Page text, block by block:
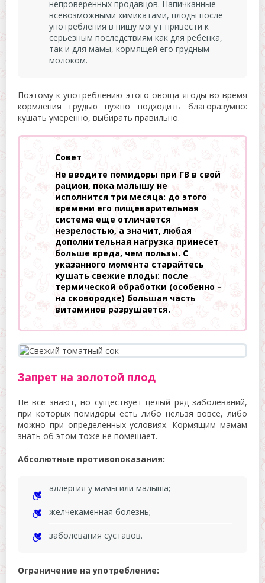
непроверенных продавцов. Напичканные
всевозможными химикатами, плоды после
употребления в пищу могут привести к
серьезным последствиям как для ребенка,
так и для мамы, кормящей его грудным
молоком.
Поэтому к употреблению этого овоща-ягоды во время
кормления грудью нужно подходить благоразумно:
кушать умеренно, выбирать правильно.
Совет
Не вводите помидоры при ГВ в свой
рацион, пока малышу не
исполнится три месяца: до этого
времени его пищеварительная
система еще отличается
незрелостью, а значит, любая
дополнительная нагрузка принесет
больше вреда, чем пользы. С
указанного момента старайтесь
кушать свежие плоды: после
термической обработки (особенно –
на сковородке) большая часть
витаминов разрушается.
Запрет на золотой плод
Не все знают, но существует целый ряд заболеваний,
при которых помидоры есть либо нельзя вовсе, либо
можно при определенных условиях. Кормящим мамам
знать об этом тоже не помешает.
Абсолютные противопоказания:
аллергия у мамы или малыша;
желчекаменная болезнь;
заболевания суставов.
Ограничение на употребление: